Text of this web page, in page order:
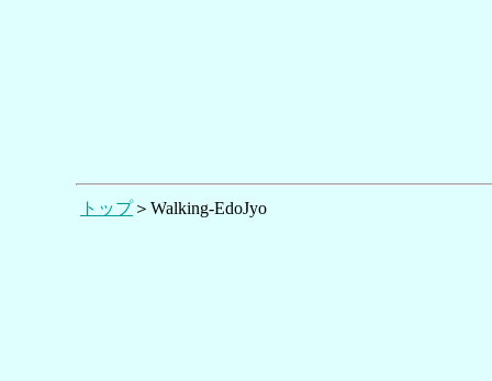
トップ＞Walking-EdoJyo